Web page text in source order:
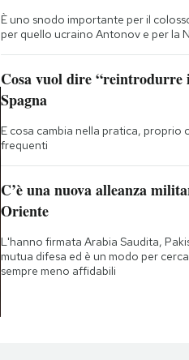
È uno snodo importante per il
per quello ucraino Antonov e per la
Cosa vuol dire
Spagna
E cosa cambia nella pratica, proprio
frequenti
C’è una nuova alleanza
Oriente
L'hanno firmata Arabia Saudita,
mutua difesa ed è un modo per
sempre meno affidabili